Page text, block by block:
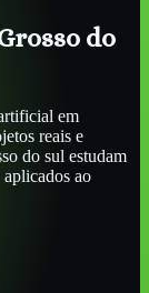
do
em
reais e
do sul estudam
ao